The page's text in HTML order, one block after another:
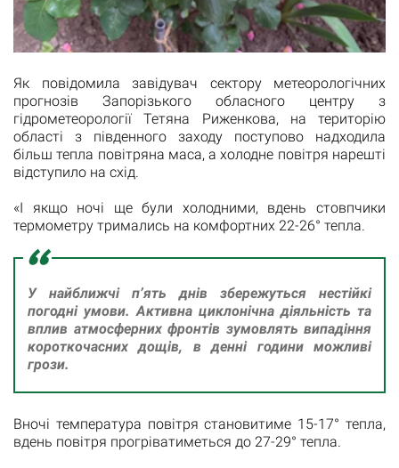
Як повідомила завідувач сектору метеорологічних
прогнозів Запорізького обласного центру з
гідрометеорології Тетяна Риженкова, на територію
області з південного заходу поступово надходила
більш тепла повітряна маса, а холодне повітря нарешті
відступило на схід.
«І якщо ночі ще були холодними, вдень стовпчики
термометру тримались на комфортних 22-26° тепла.
У найближчі п’ять днів збережуться нестійкі
погодні умови. Активна циклонічна діяльність та
вплив атмосферних фронтів зумовлять випадіння
короткочасних дощів, в денні години можливі
грози.
Вночі температура повітря становитиме 15-17° тепла,
вдень повітря прогріватиметься до 27-29° тепла.